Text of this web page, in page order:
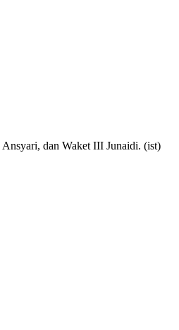
dan Waket III Junaidi. (ist)